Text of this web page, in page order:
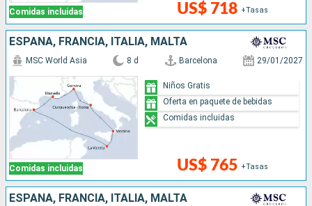
Comidas incluidas US$ 718 +Tasas
ESPAÑA, FRANCIA, ITALIA, MALTA
Comidas incluidas
MSC World Asia 8 d Barcelona 29/01/2027
US$ 765 +Tasas
Niños Gratis
Oferta en paquete de bebidas
Comidas incluidas
ESPAÑA, FRANCIA, ITALIA, MALTA